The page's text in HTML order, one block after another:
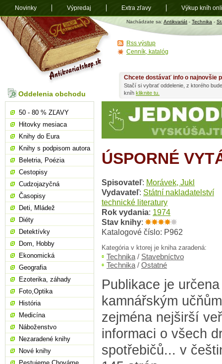
Antikvariát
shop.sk
Nachádzate sa: Antikvariát - Technika -
ÚSPORNÉ
Spisovateľ: Morávek, Jukl
Vydavateľ: Státní nakladatelství
technické literatury
Rok vydania: 1974
Stav knihy:
Katalogové číslo: P962
Kategória v ktorej je kniha zaradená:
Technika / Stavebníctvo
Technika / Ostatné
Publikace je
kamnářským
zejména nejširší
informaci o všech
spotřebičů... v
Chcete dostávať info o najnovšie
Stačí si vybrať oddelenie, z ktorého
kníh kliknite tu.
Oddelenia obchodu
50 - 80 % ZĽAVY
Hitovky mesiaca
Knihy do Eura
Knihy s podpisom autora
Beletria, Poézia
Cestopisy
Cudzojazyčná
Časopisy
Deti, Mládež
Diéty
Detektívky
Dom, Hobby
Ekonomická
Geografia
Ezoterika, záhady
Foto,Optika
História
Medicína
Náboženstvo
Nezaradené knihy
Nové knihy
Rss výstup
Cenník, katalóg
Novinky Výpredaj Extra zľavy Výkup kníh